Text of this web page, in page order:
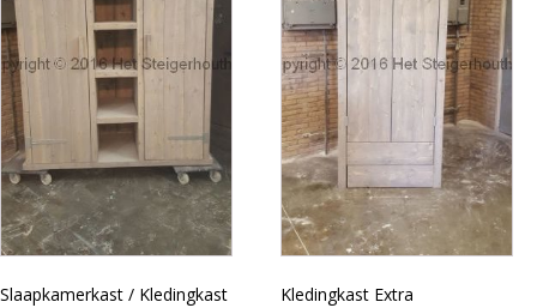
Slaapkamerkast / Kledingkast
Deze
optie
kan
gekozen
worden
op
de
productpagina
Kledingkast Extra
Deze
optie
kan
gekozen
worden
op
de
productpagina